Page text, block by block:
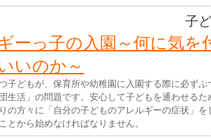
子
ーっ子の入園～何に気を
いのか～
子どもが、保育所や幼稚園に入園する際に必ずぶ
生活」の問題です。安心して子どもを通わせるた
の方々に「自分の子どものアレルギーの症状」を
とから始めなければなりません。